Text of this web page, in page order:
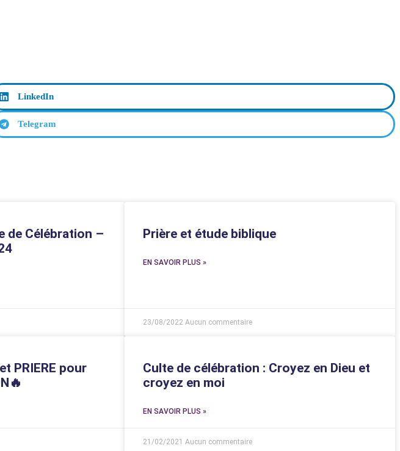
LinkedIn
Telegram
de Célébration –
Prière et étude biblique
EN SAVOIR PLUS »
23/08/2022Aucun commentaire
PRIERE pour
Culte de célébration : Croyez en Dieu et
croyez en moi
EN SAVOIR PLUS »
21/02/2021Aucun commentaire